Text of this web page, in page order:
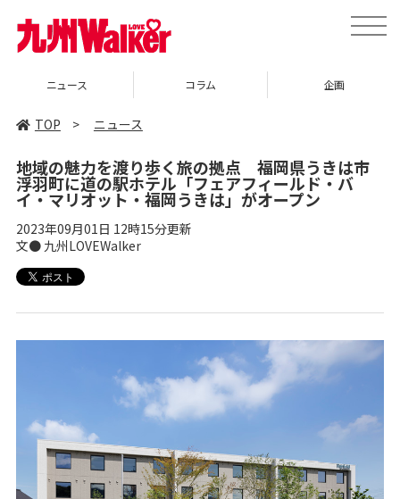
toggle
コラム 企画 イベント
TOP > ニュース
地域の魅力を渡り歩く旅の拠点 福岡県うきは市
浮羽町に道の駅ホテル「フェアフィールド・バ
イ・マリオット・福岡うきは」がオープン
2023年09月01日 12時15分更新
文● 九州LOVEWalker